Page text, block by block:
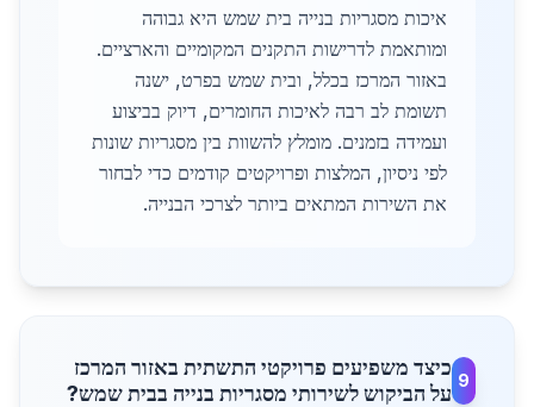
איכות מסגריות בנייה בית שמש היא גבוהה
ומותאמת לדרישות התקנים המקומיים והארציים.
באזור המרכז בכלל, ובית שמש בפרט, ישנה
תשומת לב רבה לאיכות החומרים, דיוק בביצוע
ועמידה בזמנים. מומלץ להשוות בין מסגריות שונות
לפי ניסיון, המלצות ופרויקטים קודמים כדי לבחור
את השירות המתאים ביותר לצרכי הבנייה.
9
כיצד משפיעים פרויקטי התשתית באזור המרכז
על הביקוש לשירותי מסגריות בנייה בבית שמש?